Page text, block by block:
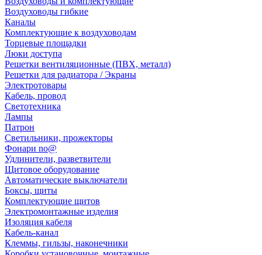
Воздуховоды гибкие
Каналы
Комплектующие к воздуховодам
Торцевые площадки
Люки доступа
Решетки вентиляционные (ПВХ, металл)
Решетки для радиатора / Экраны
Электротовары
Кабель, провод
Светотехника
Лампы
Патрон
Светильники, прожекторы
Фонари no@
Удлинители, разветвители
Щитовое оборудование
Автоматические выключатели
Боксы, щиты
Комплектующие щитов
Электромонтажные изделия
Изоляция кабеля
Кабель-канал
Клеммы, гильзы, наконечники